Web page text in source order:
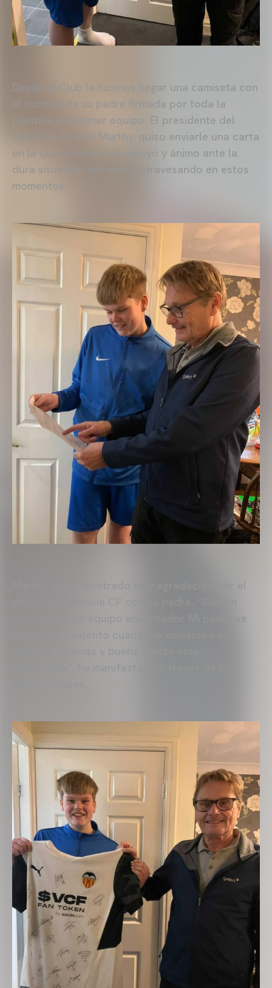
Desde el Club le hicimos llegar una camiseta con
el nombre de su padre firmada por toda la
plantilla del primer equipo. El presidente del
Valencia CF, Anil Murthy, quiso enviarle una carta
en la que mostraba su apoyo y ánimo ante la
dura situación que están atravesando en estos
momentos.